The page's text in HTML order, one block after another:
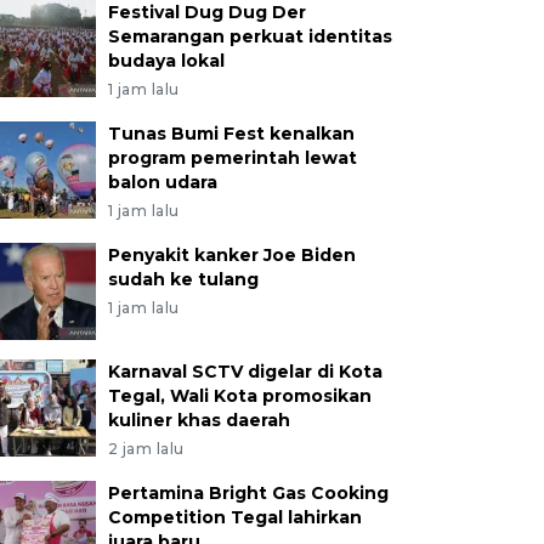
Festival Dug Dug Der
Semarangan perkuat identitas
budaya lokal
1 jam lalu
Tunas Bumi Fest kenalkan
program pemerintah lewat
balon udara
1 jam lalu
Penyakit kanker Joe Biden
sudah ke tulang
1 jam lalu
Karnaval SCTV digelar di Kota
Tegal, Wali Kota promosikan
kuliner khas daerah
2 jam lalu
Pertamina Bright Gas Cooking
Competition Tegal lahirkan